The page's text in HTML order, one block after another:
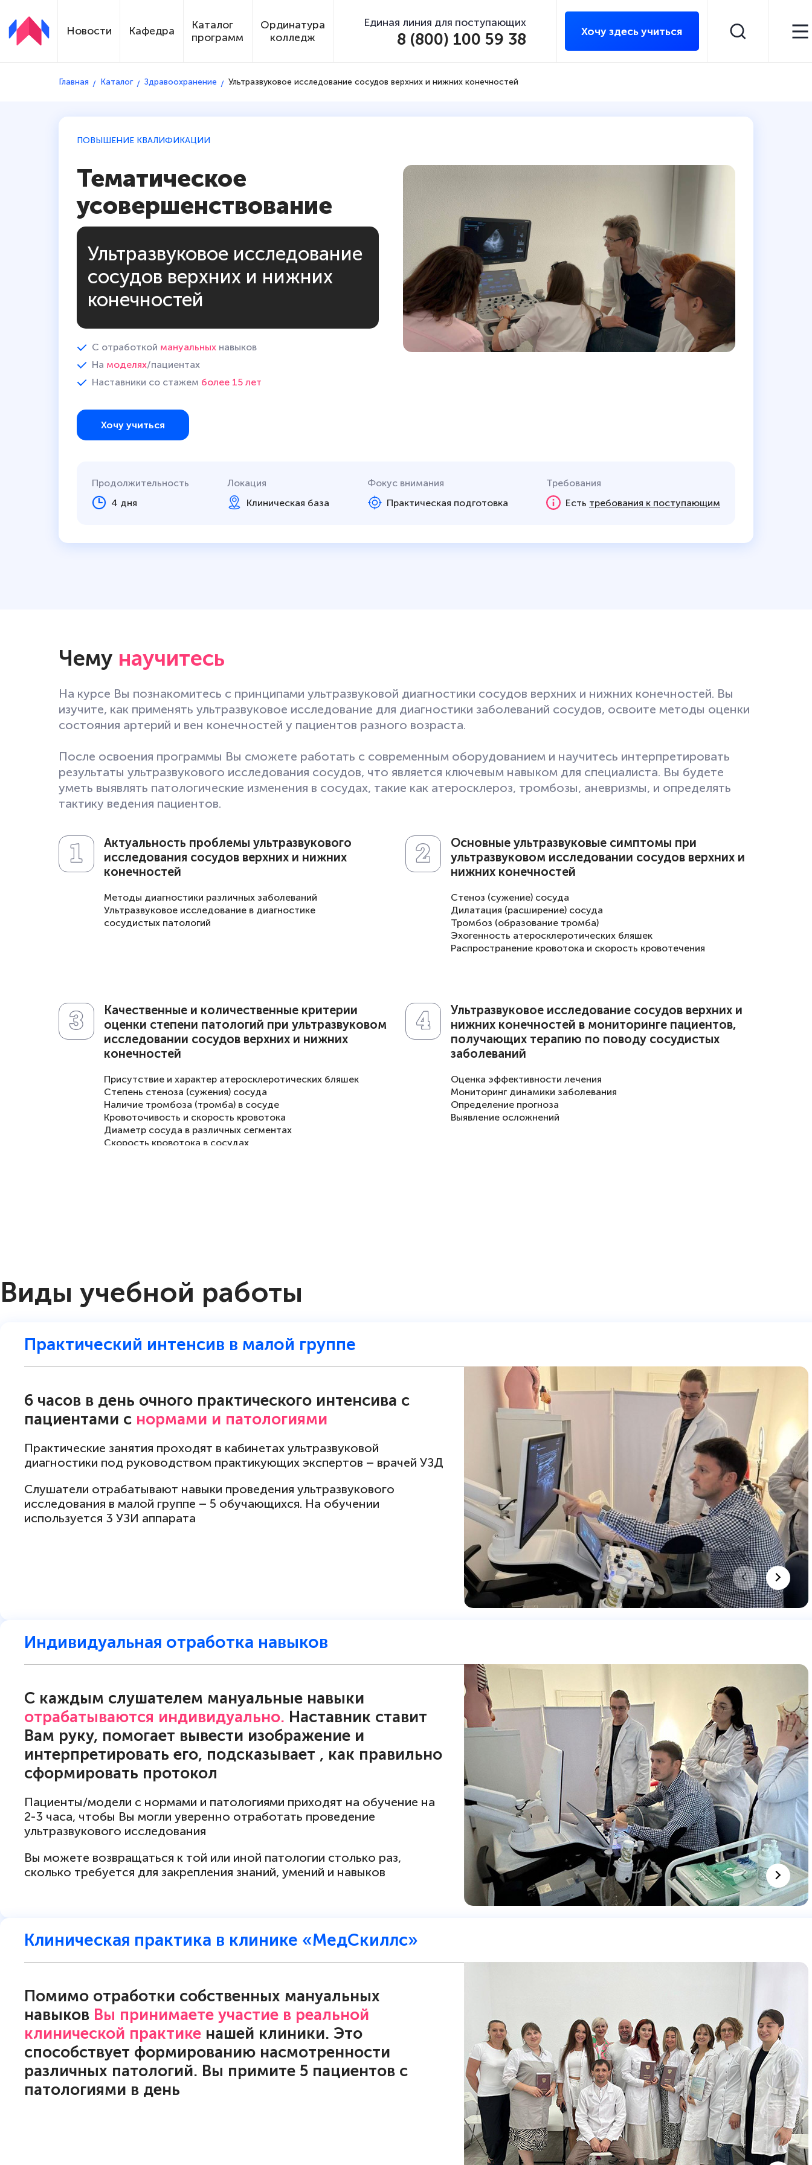
Новости Кафедра
Каталог
программ
Ординатура
колледж
Единая линия для поступающих
8 (800) 100 59 38 Хочу здесь учиться
Главная Каталог Здравоохранение Ультразвуковое исследование сосудов верхних и нижних конечностей
ПОВЫШЕНИЕ КВАЛИФИКАЦИИ
Тематическое
усовершенствование
Ультразвуковое исследование
сосудов верхних и нижних
конечностей
С отработкой мануальных навыков
На моделях/пациентах
Наставники со стажем более 15 лет
Хочу учиться
Продолжительность
4 дня
Локация
Клиническая база
Фокус внимания
Практическая подготовка
Требования
Есть требования к поступающим
Чему научитесь
На курсе Вы познакомитесь с принципами ультразвуковой диагностики сосудов верхних и нижних конечностей. Вы
изучите, как применять ультразвуковое исследование для диагностики заболеваний сосудов, освоите методы оценки
состояния артерий и вен конечностей у пациентов разного возраста.
После освоения программы Вы сможете работать с современным оборудованием и научитесь интерпретировать
результаты ультразвукового исследования сосудов, что является ключевым навыком для специалиста. Вы будете
уметь выявлять патологические изменения в сосудах, такие как атеросклероз, тромбозы, аневризмы, и определять
тактику ведения пациентов.
Актуальность проблемы ультразвукового
исследования сосудов верхних и нижних
конечностей
Методы диагностики различных заболеваний
Ультразвуковое исследование в диагностике
сосудистых патологий
Основные ультразвуковые симптомы при
ультразвуковом исследовании сосудов верхних и
нижних конечностей
Стеноз (сужение) сосуда
Дилатация (расширение) сосуда
Тромбоз (образование тромба)
Эхогенность атеросклеротических бляшек
Распространение кровотока и скорость кровотечения
Качественные и количественные критерии
оценки степени патологий при ультразвуковом
исследовании сосудов верхних и нижних
конечностей
Присутствие и характер атеросклеротических бляшек
Степень стеноза (сужения) сосуда
Наличие тромбоза (тромба) в сосуде
Кровоточивость и скорость кровотока
Диаметр сосуда в различных сегментах
Скорость кровотока в сосудах
Ультразвуковое исследование сосудов верхних и
нижних конечностей в мониторинге пациентов,
получающих терапию по поводу сосудистых
заболеваний
Оценка эффективности лечения
Мониторинг динамики заболевания
Определение прогноза
Выявление осложнений
Виды учебной работы
Практический интенсив в малой группе
6 часов в день очного практического интенсива с
пациентами с нормами и патологиями
Практические занятия проходят в кабинетах ультразвуковой
диагностики под руководством практикующих экспертов – врачей УЗД
Слушатели отрабатывают навыки проведения ультразвукового
исследования в малой группе – 5 обучающихся. На обучении
используется 3 УЗИ аппарата
Индивидуальная отработка навыков
С каждым слушателем мануальные навыки
отрабатываются индивидуально. Наставник ставит
Вам руку, помогает вывести изображение и
интерпретировать его, подсказывает , как правильно
сформировать протокол
Пациенты/модели с нормами и патологиями приходят на обучение на
2-3 часа, чтобы Вы могли уверенно отработать проведение
ультразвукового исследования
Вы можете возвращаться к той или иной патологии столько раз,
сколько требуется для закрепления знаний, умений и навыков
Клиническая практика в клинике «МедСкиллс»
Помимо отработки собственных мануальных
навыков Вы принимаете участие в реальной
клинической практике нашей клиники. Это
способствует формированию насмотренности
различных патологий. Вы примите 5 пациентов с
патологиями в день